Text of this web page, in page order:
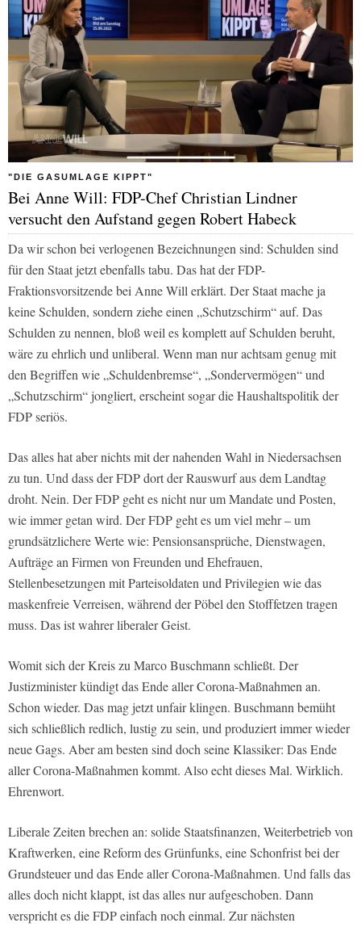
"DIE GASUMLAGE KIPPT"
Bei Anne Will: FDP-Chef Christian Lindner
versucht den Aufstand gegen Robert Habeck
Da wir schon bei verlogenen Bezeichnungen sind: Schulden sind
für den Staat jetzt ebenfalls tabu. Das hat der FDP-
Fraktionsvorsitzende bei Anne Will erklärt. Der Staat mache ja
keine Schulden, sondern ziehe einen „Schutzschirm“ auf. Das
Schulden zu nennen, bloß weil es komplett auf Schulden beruht,
wäre zu ehrlich und unliberal. Wenn man nur achtsam genug mit
den Begriffen wie „Schuldenbremse“, „Sondervermögen“ und
„Schutzschirm“ jongliert, erscheint sogar die Haushaltspolitik der
FDP seriös.
Das alles hat aber nichts mit der nahenden Wahl in Niedersachsen
zu tun. Und dass der FDP dort der Rauswurf aus dem Landtag
droht. Nein. Der FDP geht es nicht nur um Mandate und Posten,
wie immer getan wird. Der FDP geht es um viel mehr – um
grundsätzlichere Werte wie: Pensionsansprüche, Dienstwagen,
Aufträge an Firmen von Freunden und Ehefrauen,
Stellenbesetzungen mit Parteisoldaten und Privilegien wie das
maskenfreie Verreisen, während der Pöbel den Stofffetzen tragen
muss. Das ist wahrer liberaler Geist.
Womit sich der Kreis zu Marco Buschmann schließt. Der
Justizminister kündigt das Ende aller Corona-Maßnahmen an.
Schon wieder. Das mag jetzt unfair klingen. Buschmann bemüht
sich schließlich redlich, lustig zu sein, und produziert immer wieder
neue Gags. Aber am besten sind doch seine Klassiker: Das Ende
aller Corona-Maßnahmen kommt. Also echt dieses Mal. Wirklich.
Ehrenwort.
Liberale Zeiten brechen an: solide Staatsfinanzen, Weiterbetrieb von
Kraftwerken, eine Reform des Grünfunks, eine Schonfrist bei der
Grundsteuer und das Ende aller Corona-Maßnahmen. Und falls das
alles doch nicht klappt, ist das alles nur aufgeschoben. Dann
verspricht es die FDP einfach noch einmal. Zur nächsten